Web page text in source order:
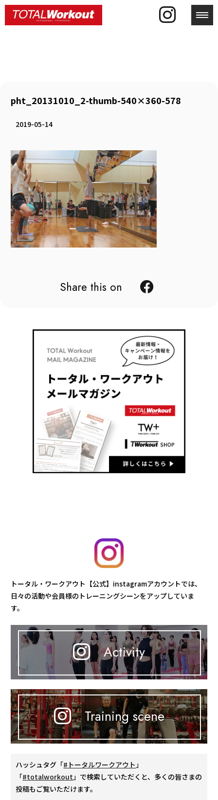
pht_20131010_2-thumb-540×360-578
2019-05-14
Share this on
トータル・ワークアウト【公式】instagramアカウントでは、
日々の活動や会員様のトレーニングシーンをアップしていま
す。
Activity
Training scene
ハッシュタグ「#トータルワークアウト 」
「#totalworkout 」で検索していただくと、多くの皆さまの
投稿もご覧いただけます。